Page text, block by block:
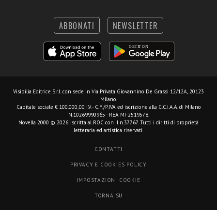
ABBONATI NEWSLETTER
Visibilia Editrice S.r.l. con sede in Via Privata Giovannino De Grassi 12/12A, 20123
Milano.
Capitale sociale € 100.000,00 I.V. - C.F./P.IVA ed iscrizione alla C.C.I.A.A. di Milano
N.10269990965 - REA MI-2519578.
Novella 2000 © 2026. Iscritta al ROC con il n.37767. Tutti i diritti di proprietà
letteraria ed artistica riservati.
CONTATTI
PRIVACY E COOKIES POLICY
IMPOSTAZIONI COOKIE
TORNA SU